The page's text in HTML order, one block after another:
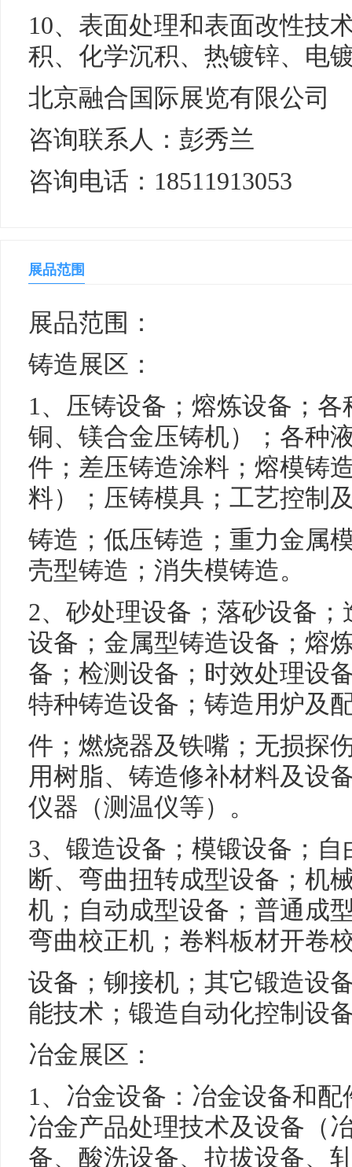
10、表面处理和表面改性技
积、化学沉积、热镀锌、电
北京融合国际展览有限公司
咨询联系人：彭秀兰
咨询电话：18511913053
展品范围
展品范围：
铸造展区：
1、压铸设备；熔炼设备；
铜、镁合金压铸机）；各种
件；差压铸造涂料；熔模铸
料）；压铸模具；工艺控制
铸造；低压铸造；重力金属
壳型铸造；消失模铸造。
2、砂处理设备；落砂设备
设备；金属型铸造设备；熔
备；检测设备；时效处理设
特种铸造设备；铸造用炉及
件；燃烧器及铁嘴；无损探
用树脂、铸造修补材料及设
仪器（测温仪等）。
3、锻造设备；模锻设备；
断、弯曲扭转成型设备；机
机；自动成型设备；普通成
弯曲校正机；卷料板材开卷
设备；铆接机；其它锻造设
能技术；锻造自动化控制设
冶金展区：
1、冶金设备：冶金设备和
冶金产品处理技术及设备（
备、酸洗设备、拉拔设备、